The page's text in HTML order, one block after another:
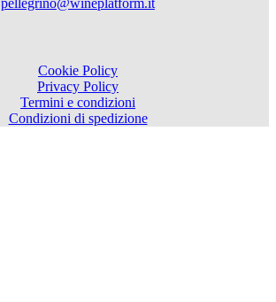
Cookie Policy
Privacy Policy
Termini e condizioni
Condizioni di spedizione